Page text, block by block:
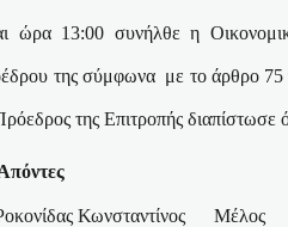
ώρα 13:00 συνήλθε η
της σύμφωνα με το άρθρο
της Επιτροπής
Κωνσταντίνος Μέλος